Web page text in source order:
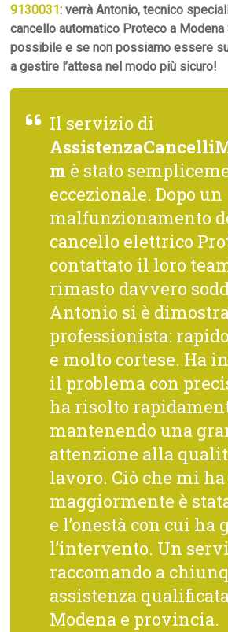
9130031: verrà Antonio, tecnico
cancello automatico Proteco a Modena
possibile e se non possiamo essere
a gestire l’attesa nel modo più sicuro!
Il servizio di
m è stato
eccezionale. Dopo un
malfunzionamento
cancello elettrico
contattato il loro
rimasto davvero
Antonio si è
professionista:
e molto cortese. Ha
il problema con
ha risolto
mantenendo una
attenzione alla
lavoro. Ciò che mi
maggiormente è
e l’onestà con cui ha
l’intervento. Un
raccomando a
assistenza
Modena e provincia.